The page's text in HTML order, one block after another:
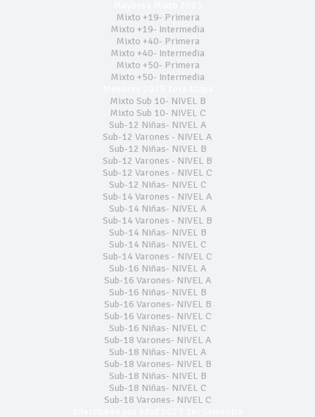
Mixto +19- Primera
Mixto +19- Intermedia
Mixto +40- Primera
Mixto +40- Intermedia
Mixto +50- Primera
Mixto +50- Intermedia
Mixto Sub 10- NIVEL B
Mixto Sub 10- NIVEL C
Sub-12 Niñas- NIVEL A
Sub-12 Varones - NIVEL A
Sub-12 Niñas- NIVEL B
Sub-12 Varones - NIVEL B
Sub-12 Varones - NIVEL C
Sub-12 Niñas- NIVEL C
Sub-14 Varones - NIVEL A
Sub-14 Niñas- NIVEL A
Sub-14 Varones - NIVEL B
Sub-14 Niñas- NIVEL B
Sub-14 Niñas- NIVEL C
Sub-14 Varones - NIVEL C
Sub-16 Niñas- NIVEL A
Sub-16 Varones- NIVEL A
Sub-16 Niñas- NIVEL B
Sub-16 Varones- NIVEL B
Sub-16 Varones- NIVEL C
Sub-16 Niñas- NIVEL C
Sub-18 Varones- NIVEL A
Sub-18 Niñas- NIVEL A
Sub-18 Varones- NIVEL B
Sub-18 Niñas- NIVEL B
Sub-18 Niñas- NIVEL C
Sub-18 Varones- NIVEL C